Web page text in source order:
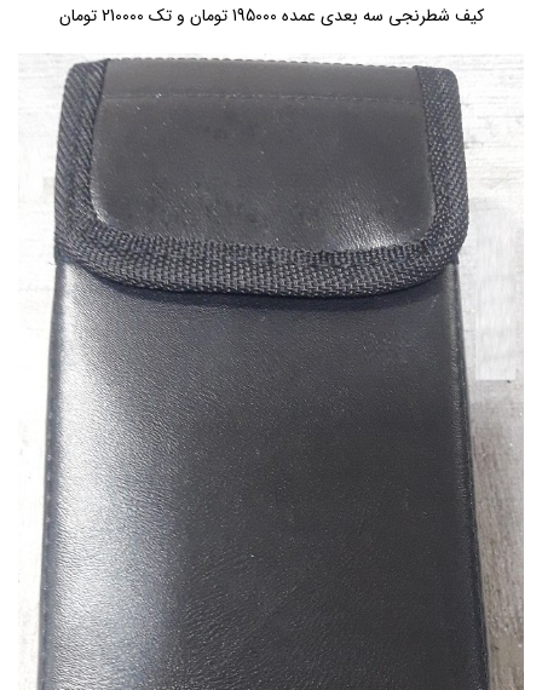
کیف شطرنجی سه بعدی عمده 195000 تومان و تک 210000 تومان